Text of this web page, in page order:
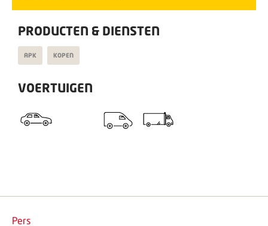
PRODUCTEN & DIENSTEN
APK KOPEN
VOERTUIGEN
Pers